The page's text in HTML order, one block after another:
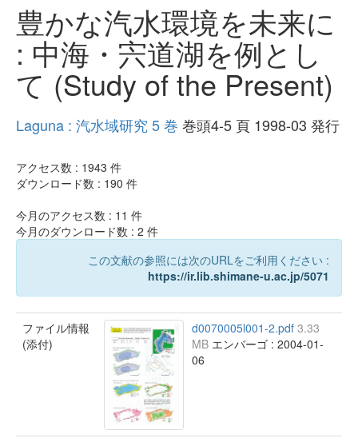
豊かな汽水環境を未来に
: 中海・宍道湖を例とし
て (Study of the Present)
Laguna : 汽水域研究 5 巻 巻頭4-5 頁 1998-03 発行
アクセス数 : 1943 件
ダウンロード数 : 190 件
今月のアクセス数 : 11 件
今月のダウンロード数 : 2 件
この文献の参照には次のURLをご利用ください :
https://ir.lib.shimane-u.ac.jp/5071
ファイル情報
(添付)
d0070005l001-2.pdf 3.33
MB エンバーゴ : 2004-01-
06